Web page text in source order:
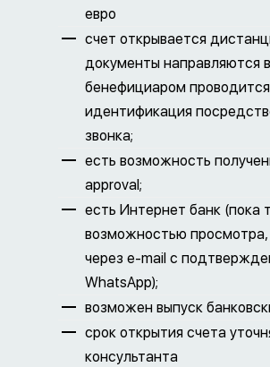
евро
счет открывается
документы направляются
бенефициаром проводится
идентификация
звонка;
есть возможность
approval;
есть Интернет банк (пока
возможностью
через e-mail с
WhatsApp);
возможен выпуск
срок открытия счета
консультанта